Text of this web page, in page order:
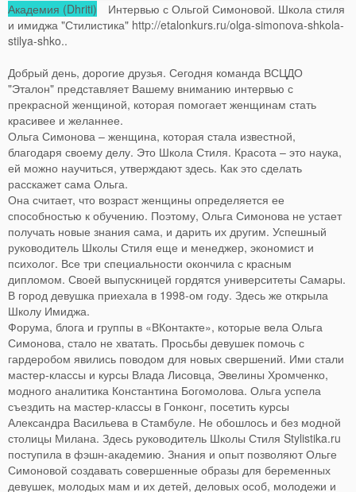
Академия (Dhriti) Интервью с Ольгой Симоновой. Школа стиля
и имиджа "Стилистика" http://etalonkurs.ru/olga-simonova-shkola-
stilya-shko..
Добрый день, дорогие друзья. Сегодня команда ВСЦДО
"Эталон" представляет Вашему вниманию интервью с
прекрасной женщиной, которая помогает женщинам стать
красивее и желаннее.
Ольга Симонова – женщина, которая стала известной,
благодаря своему делу. Это Школа Стиля. Красота – это наука,
ей можно научиться, утверждают здесь. Как это сделать
расскажет сама Ольга.
Она считает, что возраст женщины определяется ее
способностью к обучению. Поэтому, Ольга Симонова не устает
получать новые знания сама, и дарить их другим. Успешный
руководитель Школы Стиля еще и менеджер, экономист и
психолог. Все три специальности окончила с красным
дипломом. Своей выпускницей гордятся университеты Самары.
В город девушка приехала в 1998-ом году. Здесь же открыла
Школу Имиджа.
Форума, блога и группы в «ВКонтакте», которые вела Ольга
Симонова, стало не хватать. Просьбы девушек помочь с
гардеробом явились поводом для новых свершений. Ими стали
мастер-классы и курсы Влада Лисовца, Эвелины Хромченко,
модного аналитика Константина Богомолова. Ольга успела
съездить на мастер-классы в Гонконг, посетить курсы
Александра Васильева в Стамбуле. Не обошлось и без модной
столицы Милана. Здесь руководитель Школы Стиля Stylistika.ru
поступила в фэшн-академию. Знания и опыт позволяют Ольге
Симоновой создавать совершенные образы для беременных
девушек, молодых мам и их детей, деловых особ, молодежи и